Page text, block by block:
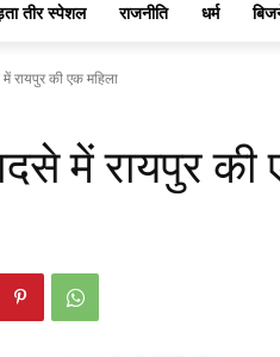
तीर स्पेशल राजनीति धर्म
रायपुर की एक महिला
में रायपुर की